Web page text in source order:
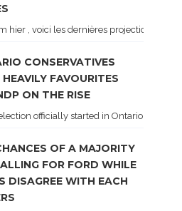
hier , voici les dernières projections
CONSERVATIVES
FAVOURITES
ON THE RISE
officially started in Ontario, some
OF A MAJORITY
FOR FORD WHILE
DISAGREE WITH EACH